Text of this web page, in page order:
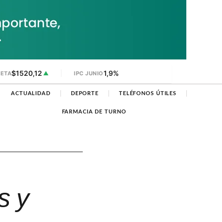
$1520,12 ▲ IPC JUNIO1,9%
ACTUALIDAD DEPORTE TELÉFONOS ÚTILES
FARMACIA DE TURNO
y